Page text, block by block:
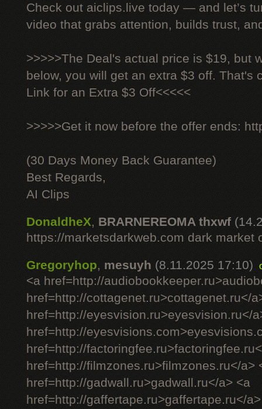
Check out aiclips.live today — and let’s
video that grabs attention, builds trust,
>>>>>The Deal's actual price is $19, but
below, you will get an extra $3 off. That's
Link for an Extra $3 Off<<<<<
>>>>>Get it now before the offer ends:
(30 Days Money Back Guarantee)
Best Regards,
AI Clips
DonaldheX, BRARNEREOMA thxwf
https://marketsdarkweb.com dark market
Gregoryhop, mesuyh (8.11.2025 17:10)
<a href=http://
href=http://cottagenet.ru>cottagenet.ru</
href=http://eyesvision.ru>eyesvision.ru</
href=http://
href=http://
href=http://filmzones.ru>filmzones.ru</a>
href=http://gadwall.ru>gadwall.ru</a> <a
href=http://gaffertape.ru>gaffertape.ru</